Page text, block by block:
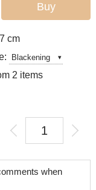
Buy
cm
2 items
when